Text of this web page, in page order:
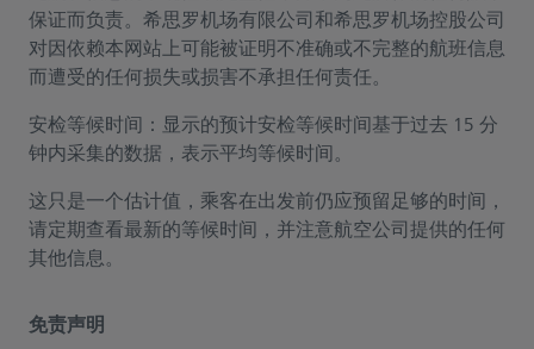
保证而负责。希思罗机场有限公司和希思罗机场控股公司
对因依赖本网站上可能被证明不准确或不完整的航班信息
而遭受的任何损失或损害不承担任何责任。
安检等候时间：显示的预计安检等候时间基于过去 15 分
钟内采集的数据，表示平均等候时间。
这只是一个估计值，乘客在出发前仍应预留足够的时间，
请定期查看最新的等候时间，并注意航空公司提供的任何
其他信息。
免责声明